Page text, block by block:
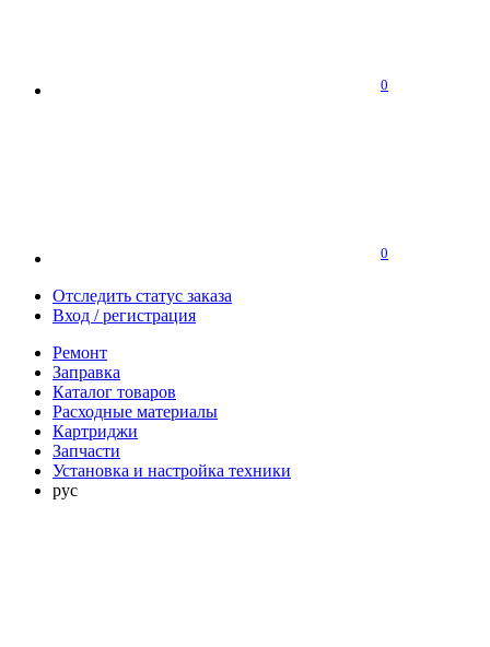
0
0
Отследить статус заказа
Вход / регистрация
Ремонт
Заправка
Каталог товаров
Расходные материалы
Картриджи
Запчасти
Установка и настройка техники
рус